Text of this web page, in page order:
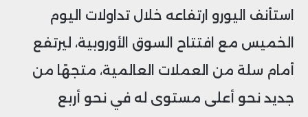
استأنف اليورو ارتفاعه خلال تداولات اليوم
الخميس مع افتتاح السوق الأوروبية، ليرتفع
أمام سلة من العملات العالمية، متجهًا من
جديد نحو أعلى مستوى له في نحو أربع